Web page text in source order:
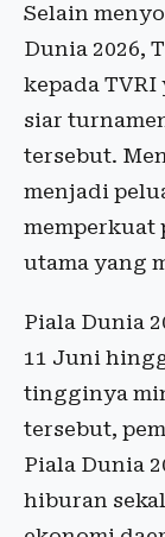
Selain
Dunia 2026,
kepada
siar
tersebut.
menjadi
memperkuat
utama yang
Piala Dunia
11 Juni
tingginya
tersebut,
Piala Dunia
hiburan